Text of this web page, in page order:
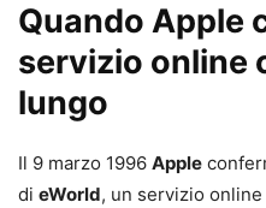
Quando Apple
servizio online
lungo
Il 9 marzo 1996 Apple
di eWorld, un servizio